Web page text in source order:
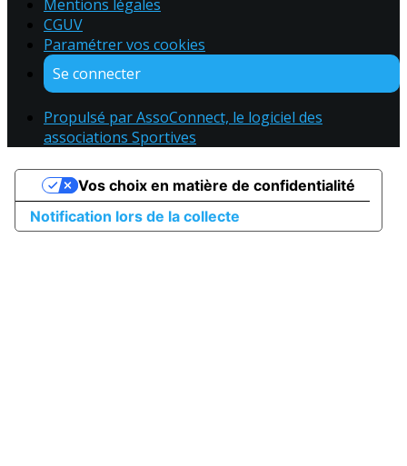
Mentions légales
CGUV
Paramétrer vos cookies
Se connecter
Propulsé par AssoConnect, le logiciel des
associations Sportives
Notification lors de la collecte
Vos choix en matière de confidentialité